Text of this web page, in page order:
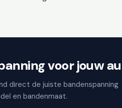
voor jouw
direct de juiste bandenspanning
en bandenmaat.